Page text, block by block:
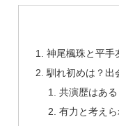
神尾楓珠と平手
馴れ初めは？出
共演歴はある
有力と考え